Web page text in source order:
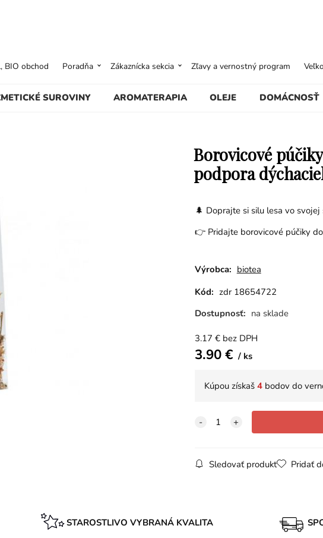
SUROVINY AROMATERAPIA OLEJE DOMÁCNOSŤ
BIO obchod Poradňa Zákaznícka sekcia Zľavy a vernostný program
Borovicové
podpora
🌲 Doprajte si silu lesa vo svojej
👉 Pridajte borovicové púčiky
Výrobca: biotea
Kód: zdr 18654722
Dostupnosť: na sklade
3.17 € bez DPH
3.90€ ks
Kúpou získaš 4bodov do
Sledovať produkt Pridať
STAROSTLIVO VYBRANÁ KVALITA